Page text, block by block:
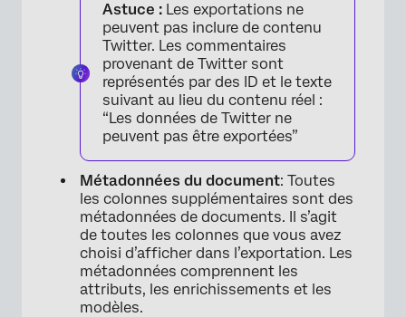
Astuce : Les exportations ne
peuvent pas inclure de contenu
Twitter. Les commentaires
provenant de Twitter sont
représentés par des ID et le texte
suivant au lieu du contenu réel :
“Les données de Twitter ne
peuvent pas être exportées”
Métadonnées du document: Toutes
les colonnes supplémentaires sont des
métadonnées de documents. Il s’agit
de toutes les colonnes que vous avez
choisi d’afficher dans l’exportation. Les
métadonnées comprennent les
attributs, les enrichissements et les
modèles.